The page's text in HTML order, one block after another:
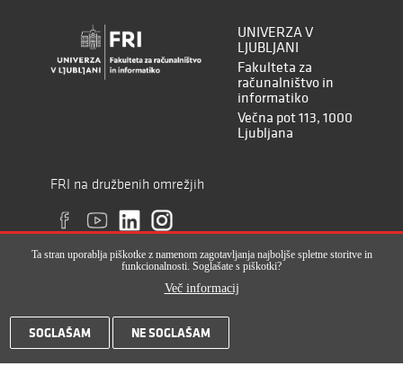
UNIVERZA V
LJUBLJANI
Fakulteta za
računalništvo in
informatiko
Večna pot 113, 1000
Ljubljana
FRI na družbenih omrežjih
Vse pravice pridržane © Fakulteta za računalništvo in informatiko (ISSN
2820-2961), 2017-2022
Ta stran uporablja piškotke z namenom zagotavljanja najboljše spletne storitve in
funkcionalnosti. Soglašate s piškotki?
Več informacij
SOGLAŠAM NE SOGLAŠAM